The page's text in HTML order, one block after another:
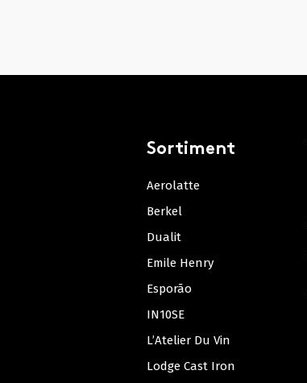
Sortiment
Aerolatte
Berkel
Dualit
Emile Henry
Esporão
IN10SE
L’Atelier Du Vin
Lodge Cast Iron